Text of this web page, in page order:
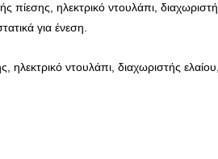
ηλεκτρικό ντουλάπι, διαχωριστή
για ένεση.
ντουλάπι, διαχωριστής ελαίου,